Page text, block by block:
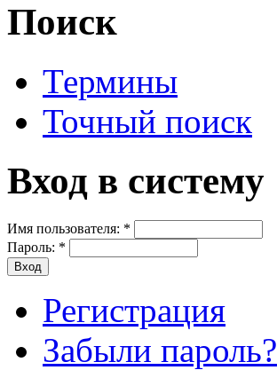
Поиск
Термины
Точный поиск
Вход в систему
Имя пользователя: *
Пароль: *
Регистрация
Забыли пароль?